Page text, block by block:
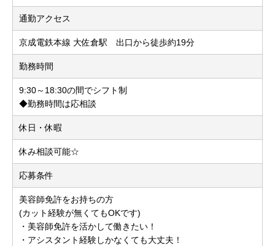
通勤アクセス
京成電鉄本線 大佐倉駅 出口から徒歩約19分
勤務時間
9:30～18:30の間でシフト制
◆勤務時間は応相談
休日・休暇
休み相談可能☆
応募条件
美容師免許をお持ちの方
(カット経験が無くてもOKです)
・美容師免許を活かして働きたい！
・アシスタント経験しかなくても大丈夫！